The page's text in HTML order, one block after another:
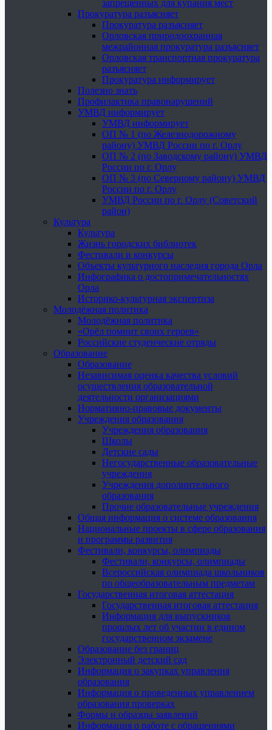
запрещенных для купания мест
Прокуратура разъясняет
Прокуратура разъясняет
Орловская природоохранная
межрайонная прокуратура разъясняет
Орловская транспортная прокуратура
разъясняет
Прокуратура информирует
Полезно знать
Профилактика правонарушений
УМВД информирует
УМВД информирует
ОП № 1 (по Железнодорожному
району) УМВД России по г. Орлу
ОП № 2 (по Заводскому району) УМВД
России по г. Орлу
ОП № 3 (по Северному району) УМВД
России по г. Орлу
УМВД России по г. Орлу (Советский
район)
Культура
Культура
Жизнь городских библиотек
Фестивали и конкурсы
Объекты культурного наследия города Орла
Инфографика о достопримечательностях
Орла
Историко-культурная экспертиза
Молодёжная политика
Молодёжная политика
«Орёл помнит своих героев»
Российские студенческие отряды
Образование
Образование
Независимая оценка качества условий
осуществления образовательной
деятельности организациями
Нормативно-правовые документы
Учреждения образования
Учреждения образования
Школы
Детские сады
Негосударственные образовательные
учреждения
Учреждения дополнительного
образования
Прочие образовательные учреждения
Общая информация о системе образования
Национальные проекты в сфере образования
и программы развития
Фестивали, конкурсы, олимпиады
Фестивали, конкурсы, олимпиады
Всероссийская олимпиада школьников
по общеобразовательным предметам
Государственная итоговая аттестация
Государственная итоговая аттестация
Информация для выпускников
прошлых лет об участии в едином
государственном экзамене
Образование без границ
Электронный детский сад
Информация о закупках управления
образования
Информация о проведенных управлением
образования проверках
Формы и образцы заявлений
Информация о работе с обращениями